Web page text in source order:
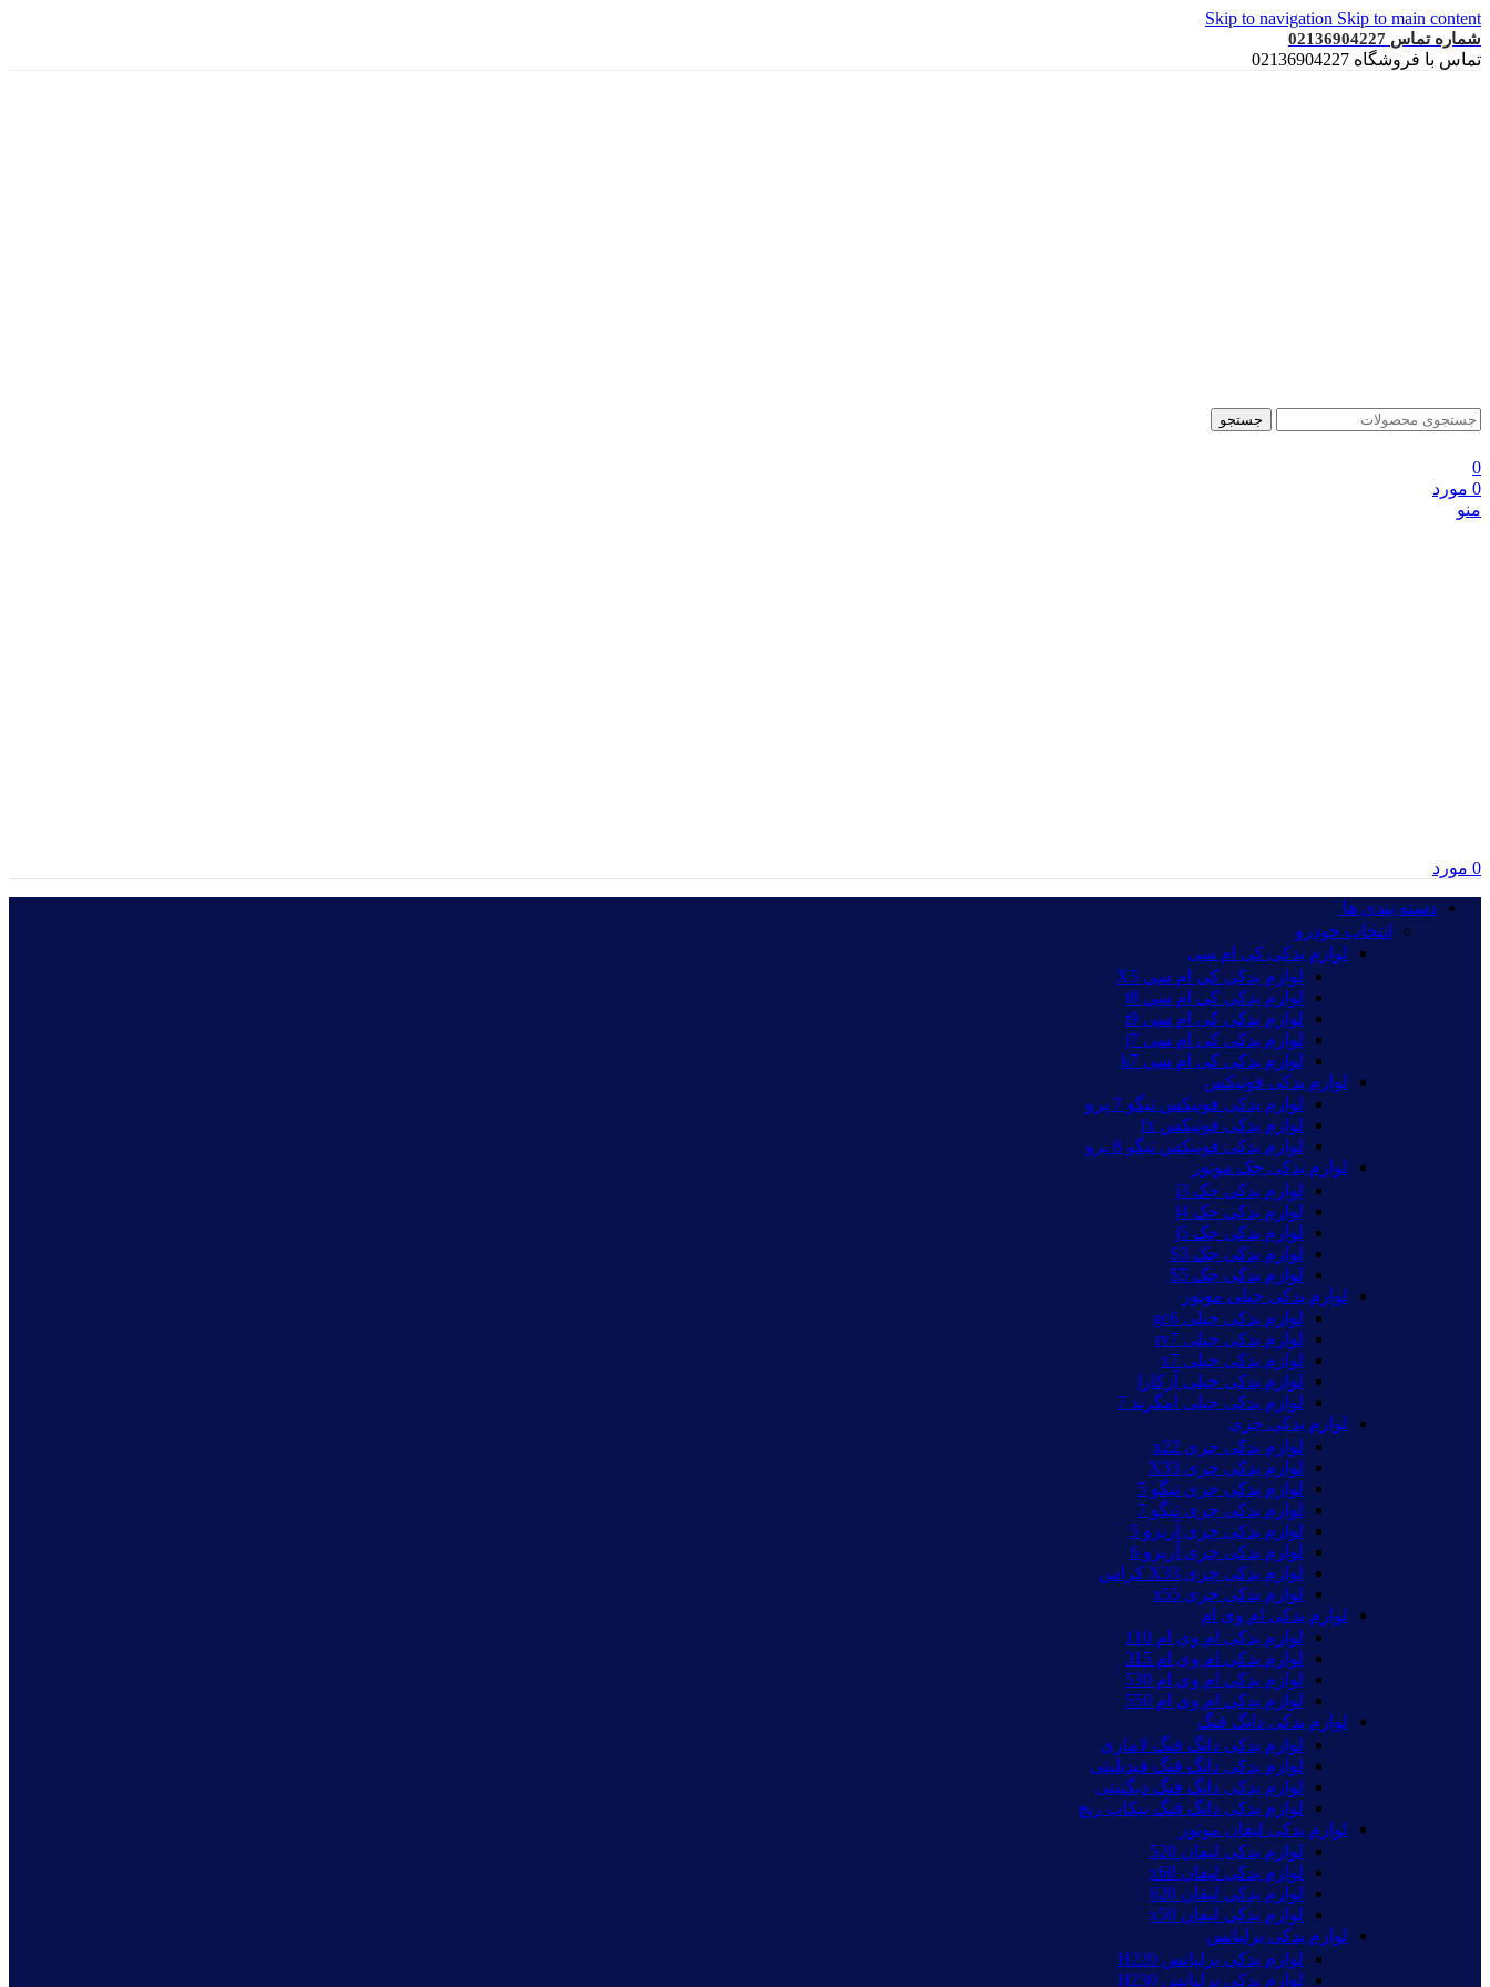
Skip to navigation Skip to main content
شماره تماس 02136904227
تماس با فروشگاه 02136904227
جستجو
0
0 مورد
منو
0 مورد
دسته بندی ها‏‏‎ ‎
انتخاب خودرو
لوازم یدکی کی ام سی
لوازم یدکی کی ام سی X5
لوازم یدکی کی ام سی t8
لوازم یدکی کی ام سی t9
لوازم یدکی کی ام سی j7
لوازم یدکی کی ام سی k7
لوازم یدکی فونیکس
لوازم یدکی فونیکس تیگو 7 پرو
لوازم یدکی فونیکس fx
لوازم یدکی فونیکس تیگو 8 پرو
لوازم یدکی جک موتور
لوازم یدکی جک j3
لوازم یدکی جک j4
لوازم یدکی جک j5
لوازم یدکی جک S3
لوازم یدکی جک S5
لوازم یدکی جیلی موتور
لوازم یدکی جیلی gc6
لوازم یدکی جیلی rv7
لوازم یدکی جیلی x7
لوازم یدکی جیلی آزکارا
لوازم یدکی جیلی امگرند 7
لوازم یدکی چری
لوازم یدکی چری x22
لوازم یدکی چری X33
لوازم یدکی چری تیگو 5
لوازم یدکی چری تیگو 7
لوازم یدکی چری آریزو 5
لوازم یدکی چری آریزو 6
لوازم یدکی چری X33 کراس
لوازم یدکی چری x55
لوازم یدکی ام وی ام
لوازم یدکی ام وی ام 110
لوازم یدکی ام وی ام 315
لوازم یدکی ام وی ام 530
لوازم یدکی ام وی ام 550
لوازم یدکی دانگ فنگ
لوازم یدکی دانگ فنگ لاماری
لوازم یدکی دانگ فنگ فیدیلیتی
لوازم یدکی دانگ فنگ دیگنیتی
لوازم یدکی دانگ فنگ پیکاپ ریچ
لوازم یدکی لیفان موتور
لوازم یدکی لیفان 520
لوازم یدکی لیفان x60
لوازم یدکی لیفان 620
لوازم یدکی لیفان x50
لوازم یدکی برلیانس
لوازم یدکی برلیانس H220
لوازم یدکی برلیانس H230